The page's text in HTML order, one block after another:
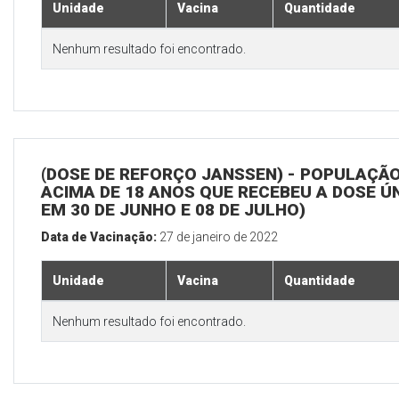
Unidade Vacina Quantidade
Nenhum resultado foi encontrado.
(DOSE DE REFORÇO JANSSEN) -
ACIMA DE 18 ANOS QUE RECEBEU A DOSE
EM 30 DE JUNHO E 08 DE JULHO)
Data de Vacinação: 27 de janeiro de 2022
Unidade Vacina Quantidade
Nenhum resultado foi encontrado.